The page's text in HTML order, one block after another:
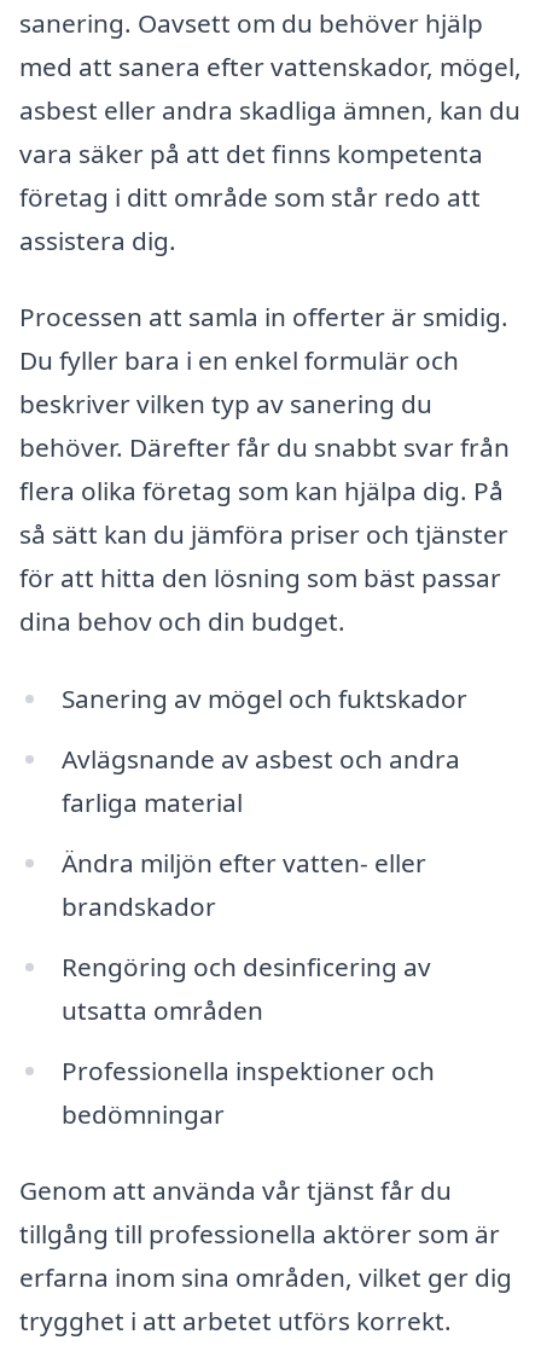
sanering. Oavsett om du behöver hjälp
med att sanera efter vattenskador, mögel,
asbest eller andra skadliga ämnen, kan du
vara säker på att det finns kompetenta
företag i ditt område som står redo att
assistera dig.
Processen att samla in offerter är smidig.
Du fyller bara i en enkel formulär och
beskriver vilken typ av sanering du
behöver. Därefter får du snabbt svar från
flera olika företag som kan hjälpa dig. På
så sätt kan du jämföra priser och tjänster
för att hitta den lösning som bäst passar
dina behov och din budget.
Sanering av mögel och fuktskador
Avlägsnande av asbest och andra
farliga material
Ändra miljön efter vatten- eller
brandskador
Rengöring och desinficering av
utsatta områden
Professionella inspektioner och
bedömningar
Genom att använda vår tjänst får du
tillgång till professionella aktörer som är
erfarna inom sina områden, vilket ger dig
trygghet i att arbetet utförs korrekt.